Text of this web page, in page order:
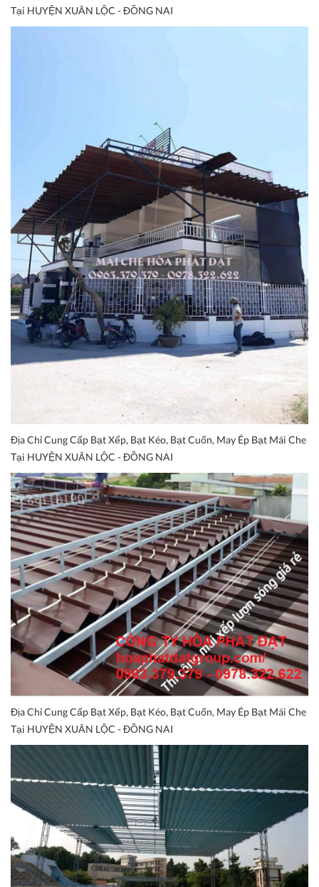
Tại HUYỆN XUÂN LỘC - ĐỒNG NAI
Địa Chỉ Cung Cấp Bạt Xếp, Bạt Kéo, Bạt Cuốn, May Ép Bạt Mái Che
Tại HUYỆN XUÂN LỘC - ĐỒNG NAI
Địa Chỉ Cung Cấp Bạt Xếp, Bạt Kéo, Bạt Cuốn, May Ép Bạt Mái Che
Tại HUYỆN XUÂN LỘC - ĐỒNG NAI